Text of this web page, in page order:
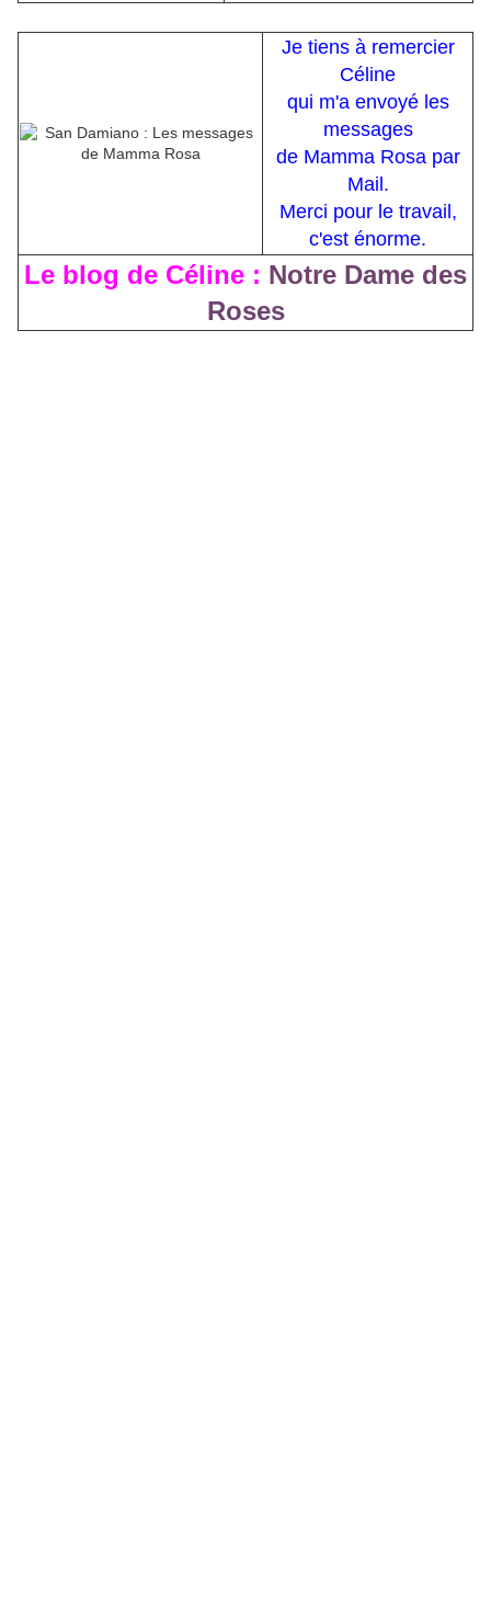
Je tiens à remercier
Céline
qui m'a envoyé les
messages
de Mamma Rosa par
Mail.
Merci pour le travail,
c'est énorme.
Le blog de Céline : Notre Dame des
Roses